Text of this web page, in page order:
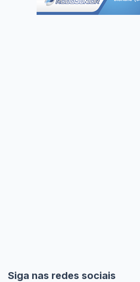
Siga nas redes sociais